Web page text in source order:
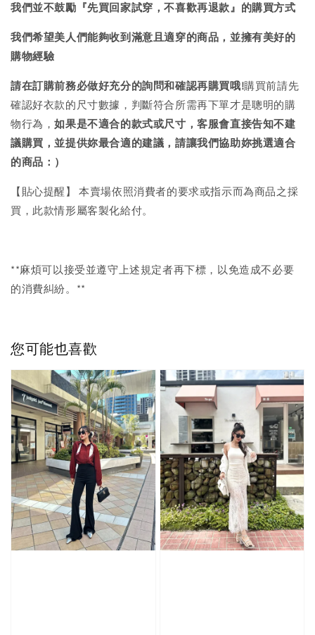
我們並不鼓勵『先買回家試穿，不喜歡再退款』的購買方式
我們希望美人們能夠收到滿意且適穿的商品，並擁有美好的
購物經驗
請在訂購前務必做好充分的詢問和確認再購買哦!購買前請先
確認好衣款的尺寸數據，判斷符合所需再下單才是聰明的購
物行為，如果是不適合的款式或尺寸，客服會直接告知不建
議購買，並提供妳最合適的建議，請讓我們協助妳挑選適合
的商品：）
【貼心提醒】 本賣場依照消費者的要求或指示而為商品之採
買，此款情形屬客製化給付。
**麻煩可以接受並遵守上述規定者再下標，以免造成不必要
的消費糾紛。**
您可能也喜歡